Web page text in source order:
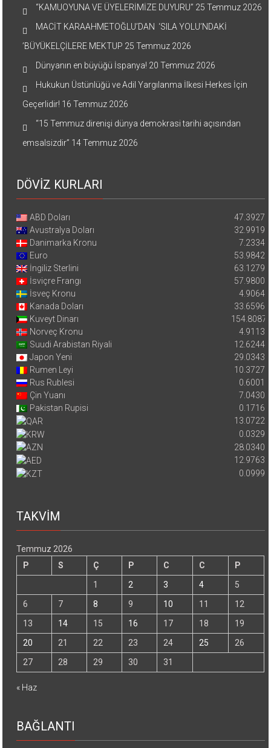
“KAMUOYUNA VE ÜYELERİMİZE DUYURU” 25 Temmuz 2026
MACİT KARAAHMETOĞLU’DAN ‘SILA YOLU’NDAKİ
’BÜYÜKELÇİLERE MEKTUP 25 Temmuz 2026
Dünyanın en büyüğü İspanya! 20 Temmuz 2026
Hukukun Üstünlüğü ve Adil Yargılanma İlkesi Herkes İçin
Geçerlidir! 16 Temmuz 2026
“15 Temmuz direnişi dünya demokrasi tarihi açısından
emsalsizdir” 14 Temmuz 2026
DÖVİZ KURLARI
ABD Doları
47.3927
Avustralya Doları
32.9919
Danimarka Kronu
7.2334
Euro
53.9842
İngiliz Sterlini
63.1279
İsviçre Frangı
57.9800
İsveç Kronu
4.9064
Kanada Doları
33.6596
Kuveyt Dinarı
154.8087
Norveç Kronu
4.9113
Suudi Arabistan Riyali
12.6244
Japon Yeni
29.0343
Rumen Leyi
10.3727
Rus Rublesi
0.6001
Çin Yuanı
7.0430
Pakistan Rupisi
0.1716
13.0722
0.0329
28.0340
12.9763
0.0999
TAKVİM
Temmuz 2026
P
S Ç P C C
P
1
2 3 4
5
6
7 8 9 10 11
12
13
14 15 16 17 18
19
20
21 22 23 24 25
26
27
28 29 30 31
« Haz
BAĞLANTI